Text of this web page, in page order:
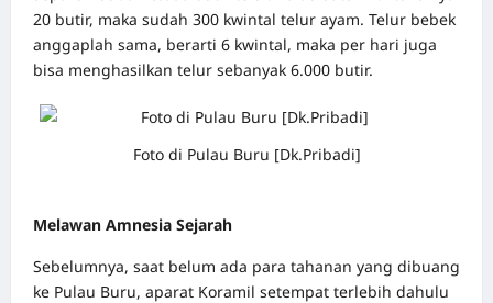
20 butir, maka sudah 300 kwintal telur ayam. Telur bebek
anggaplah sama, berarti 6 kwintal, maka per hari juga
bisa menghasilkan telur sebanyak 6.000 butir.
Foto di Pulau Buru [Dk.Pribadi]
Melawan Amnesia Sejarah
Sebelumnya, saat belum ada para tahanan yang dibuang
ke Pulau Buru, aparat Koramil setempat terlebih dahulu